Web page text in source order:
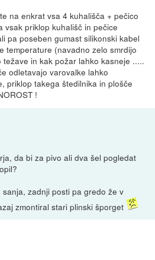
na enkrat vsa 4 kuhališča + pečico
vsak priklop kuhališč in pečice
pa poseben gumast silikonski kabel
temperature (navadno zelo smrdijo
in kak požar lahko kasneje .....
odletavajo varovalke lahko
priklop takega štedilnika in plošče
!
da bi za pivo ali dva šel pogledat
zadnji posti pa gredo že v
zmontiral stari plinski šporget